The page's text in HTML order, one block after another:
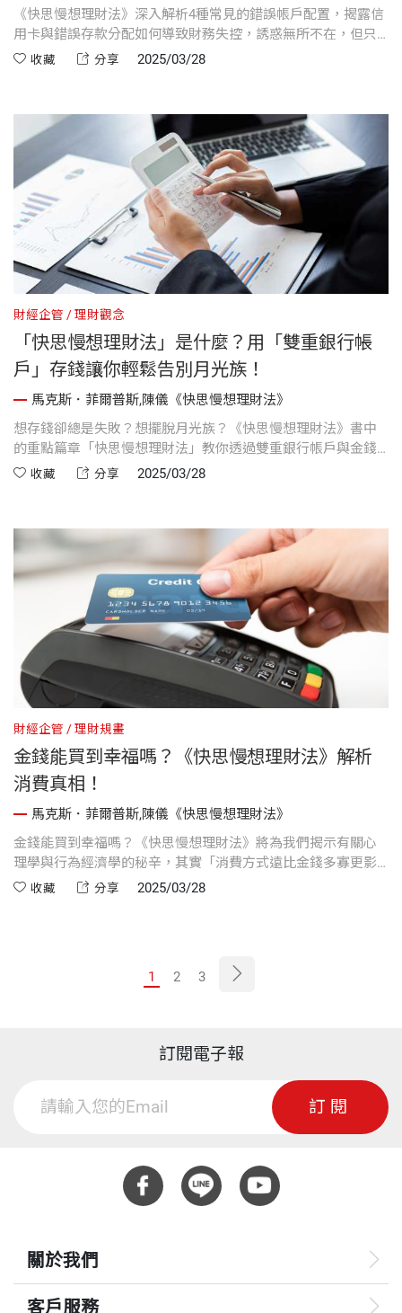
《快思慢想理財法》深入解析4種常見的錯誤帳戶配置，揭露信
用卡與錯誤存款分配如何導致財務失控，誘惑無所不在，但只
要你了解自己的消費模式，就能看清過去的理財盲點，進而擬
收藏 分享 2025/03/28
財經企管 理財觀念
「快思慢想理財法」是什麼？用「雙重銀行帳
戶」存錢讓你輕鬆告別月光族！
馬克斯．菲爾普斯,陳儀《快思慢想理財法》
想存錢卻總是失敗？想擺脫月光族？《快思慢想理財法》書中
的重點篇章「快思慢想理財法」教你透過雙重銀行帳戶與金錢
摩擦原則，遠離衝動消費，重新掌控財務，這套方法不僅能讓
收藏 分享 2025/03/28
財經企管 理財規畫
金錢能買到幸福嗎？《快思慢想理財法》解析
消費真相！
馬克斯．菲爾普斯,陳儀《快思慢想理財法》
金錢能買到幸福嗎？《快思慢想理財法》將為我們揭示有關心
理學與行為經濟學的秘辛，其實「消費方式遠比金錢多寡更影
響快樂感」。金錢煩惱會導致你分心，無法好好享受現有的生
收藏 分享 2025/03/28
1 2 3
訂閱電子報
訂閱
關於我們
客戶服務